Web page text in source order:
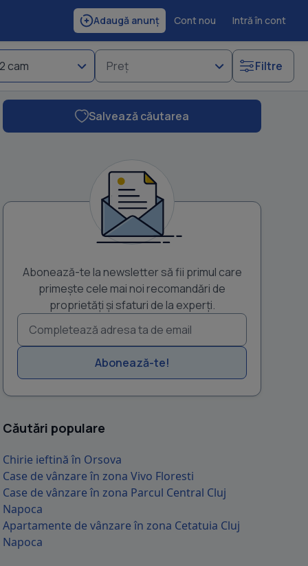
Adaugă anunț Cont nou Intră în cont
2 cam Preț Filtre
Vand casa cu 2 camere 47 mp si teren 835 mp intravilan, zona
Independenta, jud Galati.Utilitati existente: energie
Salvează căutarea
Abonează-te la newsletter să fii primul care
primește cele mai noi recomandări de
proprietăți și sfaturi de la experți.
Abonează-te!
Căutări populare
Chirie ieftină în Orsova
Case de vânzare în zona Vivo Floresti
Case de vânzare în zona Parcul Central Cluj
Napoca
Apartamente de vânzare în zona Cetatuia Cluj
Napoca